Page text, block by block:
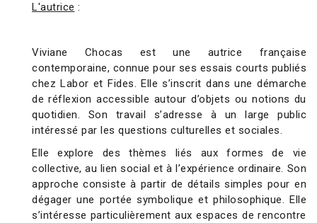
L'autrice :
Viviane Chocas est une autrice française
contemporaine, connue pour ses essais courts publiés
chez Labor et Fides. Elle s’inscrit dans une démarche
de réflexion accessible autour d’objets ou notions du
quotidien. Son travail s’adresse à un large public
intéressé par les questions culturelles et sociales.
Elle explore des thèmes liés aux formes de vie
collective, au lien social et à l’expérience ordinaire. Son
approche consiste à partir de détails simples pour en
dégager une portée symbolique et philosophique. Elle
s’intéresse particulièrement aux espaces de rencontre